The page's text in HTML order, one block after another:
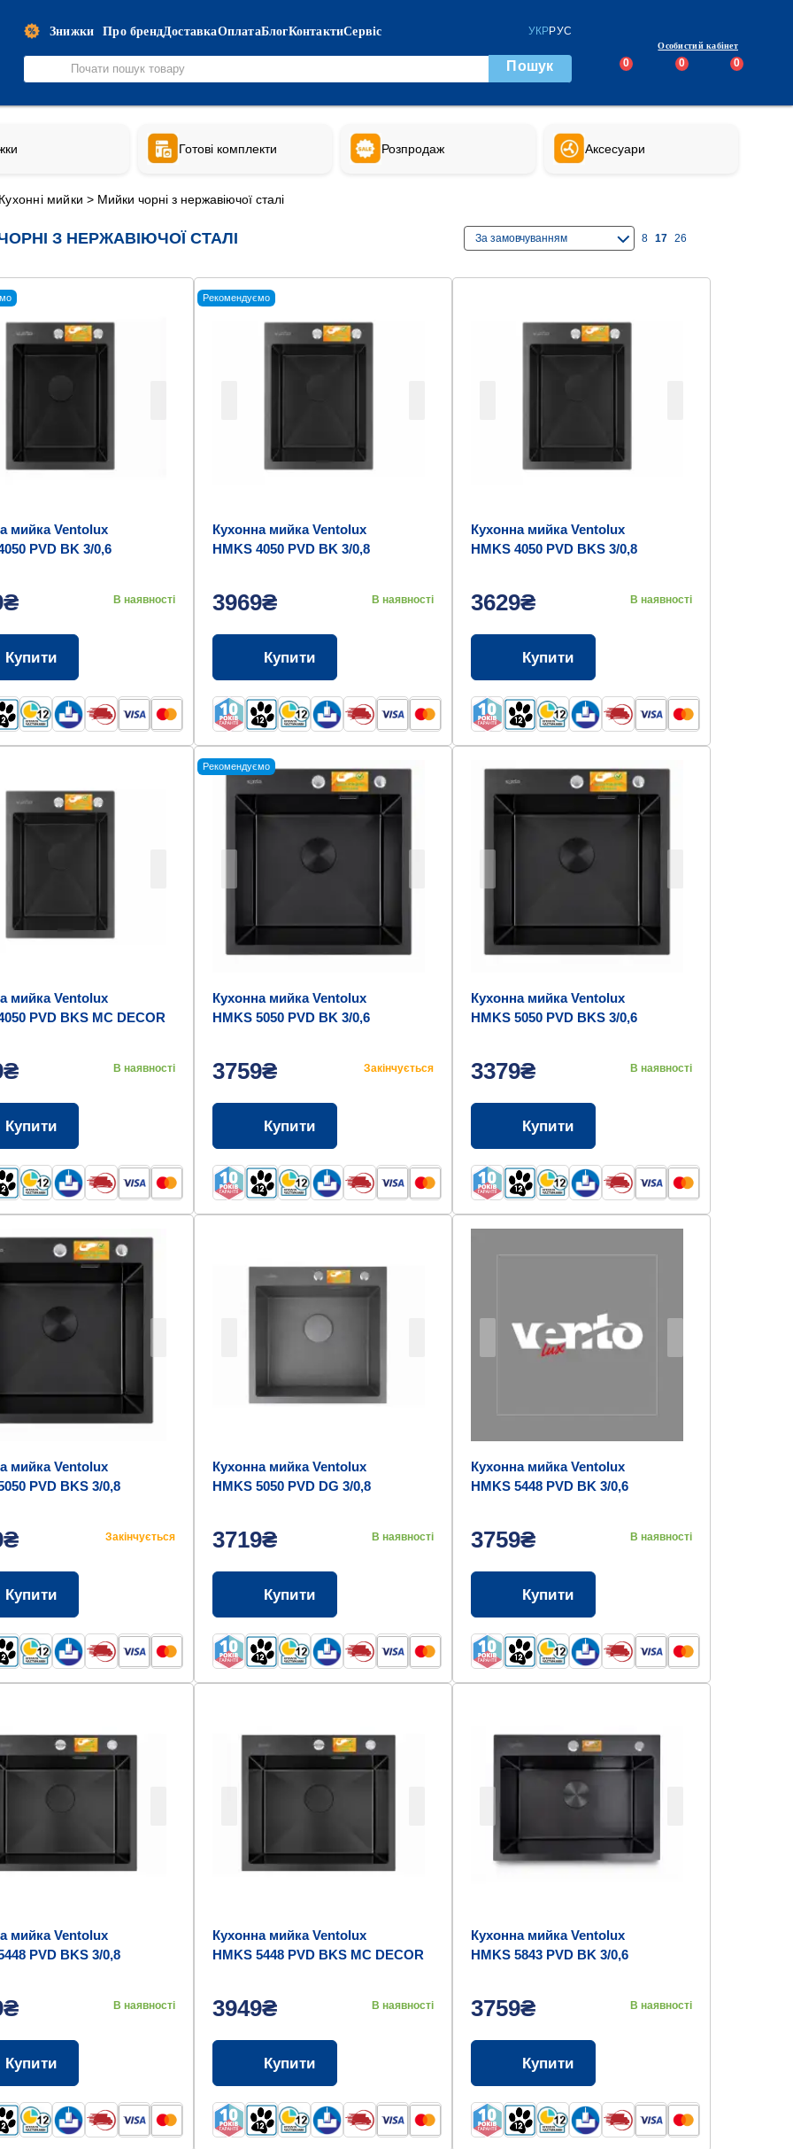
Знижки Про брендДоставкаОплатаБлогКонтактиСервіс УКРРУС
Пошук
Особистий кабінет
0 0 0
Готові комплекти Розпродаж Аксесуари
мийки > Мийки чорні з нержавіючої сталі
З НЕРЖАВІЮЧОЇ СТАЛІ За замовчуванням 8 17 26
мийка Ventolux
PVD BK 3/0,6
В наявності
Купити
Рекомендуємо
Кухонна мийка Ventolux
HMKS 4050 PVD BK 3/0,8
3969₴ В наявності
Купити
Кухонна мийка Ventolux
HMKS 4050 PVD BKS 3/0,8
3629₴ В наявності
Купити
мийка Ventolux
PVD BKS MC DECOR
В наявності
Купити
Рекомендуємо
Кухонна мийка Ventolux
HMKS 5050 PVD BK 3/0,6
3759₴ Закінчується
Купити
Кухонна мийка Ventolux
HMKS 5050 PVD BKS 3/0,6
3379₴ В наявності
Купити
мийка Ventolux
PVD BKS 3/0,8
Закінчується
Купити
Кухонна мийка Ventolux
HMKS 5050 PVD DG 3/0,8
3719₴ В наявності
Купити
Кухонна мийка Ventolux
HMKS 5448 PVD BK 3/0,6
3759₴ В наявності
Купити
мийка Ventolux
PVD BKS 3/0,8
В наявності
Купити
Кухонна мийка Ventolux
HMKS 5448 PVD BKS MC DECOR
3949₴ В наявності
Купити
Кухонна мийка Ventolux
HMKS 5843 PVD BK 3/0,6
3759₴ В наявності
Купити